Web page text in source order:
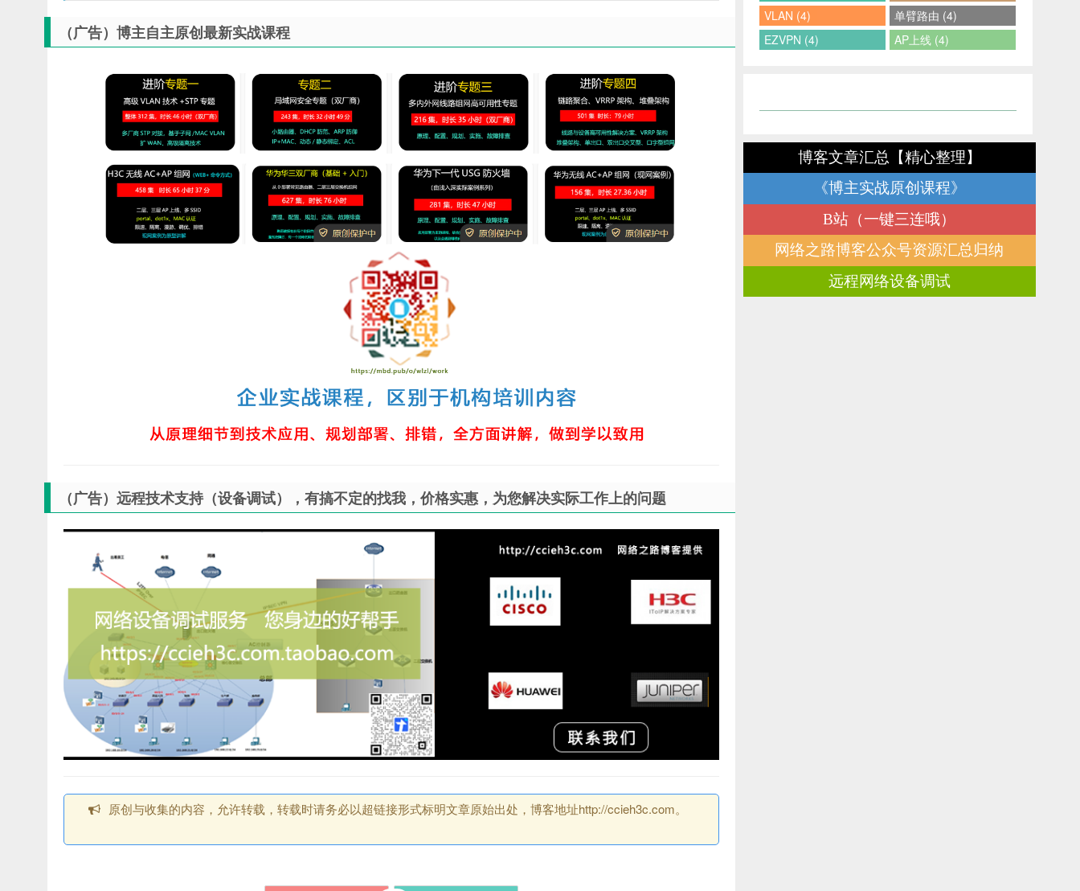
（广告）博主自主原创最新实战课程
（广告）远程技术支持（设备调试），有搞不定的找我，价格实惠，为您解决实际工作上的问题
原创与收集的内容，允许转载，转载时请务必以超链接形式标明文章原始出处，博客地址http://ccieh3c.com。
VLAN (4)
单臂路由 (4)
EZVPN (4)
AP上线 (4)
博客文章汇总【精心整理】
《博主实战原创课程》
B站（一键三连哦）
网络之路博客公众号资源汇总归纳
远程网络设备调试